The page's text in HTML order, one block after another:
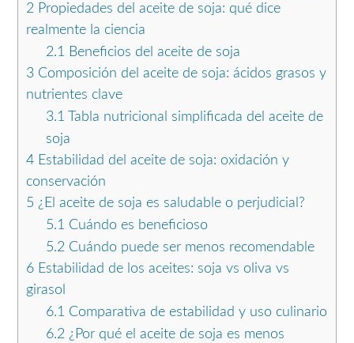
2 Propiedades del aceite de soja: qué dice
realmente la ciencia
2.1 Beneficios del aceite de soja
3 Composición del aceite de soja: ácidos grasos y
nutrientes clave
3.1 Tabla nutricional simplificada del aceite de
soja
4 Estabilidad del aceite de soja: oxidación y
conservación
5 ¿El aceite de soja es saludable o perjudicial?
5.1 Cuándo es beneficioso
5.2Cuándo puede ser menos recomendable
6 Estabilidad de los aceites: soja vs oliva vs
girasol
6.1 Comparativa de estabilidad y uso culinario
6.2¿Por qué el aceite de soja es menos